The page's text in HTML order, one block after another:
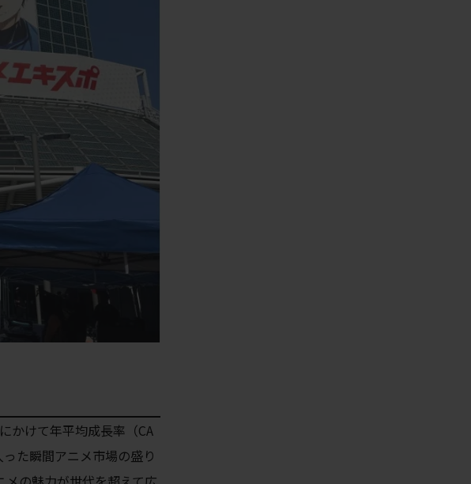
かけて年平均成長率（CA
た瞬間アニメ市場の盛り